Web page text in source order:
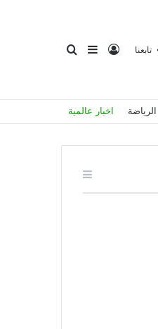
عن
إضافة
عمود
تسجيل
الدخول
تابعنا
الرياضة اخبار عالمية